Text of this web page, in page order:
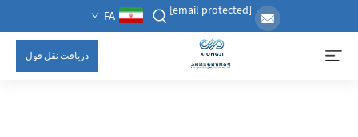
[email protected]
FA
دریافت نقل قول